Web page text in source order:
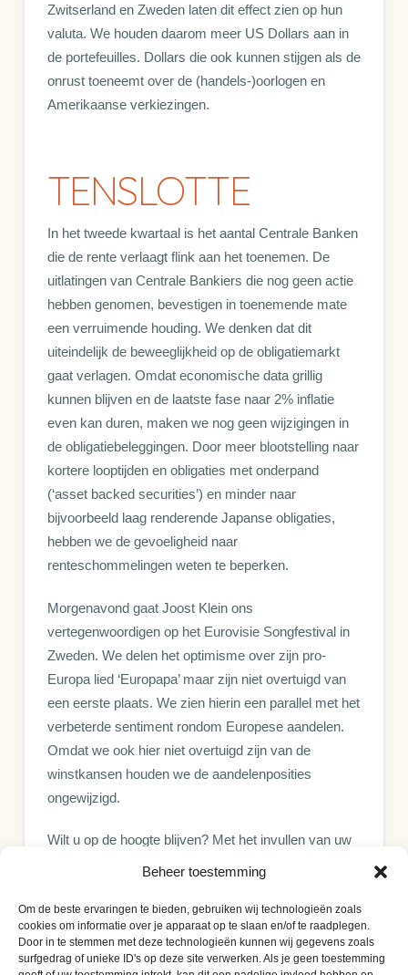
Beheer toestemming
Om de beste ervaringen te bieden, gebruiken wij technologieën zoals
cookies om informatie over je apparaat op te slaan en/of te raadplegen.
Door in te stemmen met deze technologieën kunnen wij gegevens zoals
surfgedrag of unieke ID's op deze site verwerken. Als je geen toestemming
Zwitserland en Zweden laten dit effect zien op hun
valuta. We houden daarom meer US Dollars aan in
de portefeuilles. Dollars die ook kunnen stijgen als de
onrust toeneemt over de (handels-)oorlogen en
Amerikaanse verkiezingen.
TENSLOTTE
In het tweede kwartaal is het aantal Centrale Banken
die de rente verlaagt flink aan het toenemen. De
uitlatingen van Centrale Bankiers die nog geen actie
hebben genomen, bevestigen in toenemende mate
een verruimende houding. We denken dat dit
uiteindelijk de beweeglijkheid op de obligatiemarkt
gaat verlagen. Omdat economische data grillig
kunnen blijven en de laatste fase naar 2% inflatie
even kan duren, maken we nog geen wijzigingen in
de obligatiebeleggingen. Door meer blootstelling naar
kortere looptijden en obligaties met onderpand
(‘asset backed securities’) en minder naar
bijvoorbeeld laag renderende Japanse obligaties,
hebben we de gevoeligheid naar
renteschommelingen weten te beperken.
Morgenavond gaat Joost Klein ons
vertegenwoordigen op het Eurovisie Songfestival in
Zweden. We delen het optimisme over zijn pro-
Europa lied ‘Europapa’ maar zijn niet overtuigd van
een eerste plaats. We zien hierin een parallel met het
verbeterde sentiment rondom Europese aandelen.
Omdat we ook hier niet overtuigd zijn van de
winstkansen houden we de aandelenposities
ongewijzigd.
Wilt u op de hoogte blijven? Met het invullen van uw
e-mailadres geeft u toestemming om onze
E-mailadres: